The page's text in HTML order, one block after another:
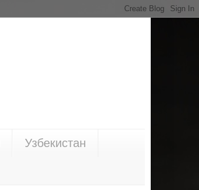
Узбекистан